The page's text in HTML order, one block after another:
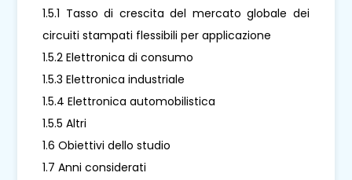
1.5.1 Tasso di crescita del mercato globale dei
circuiti stampati flessibili per applicazione
1.5.2 Elettronica di consumo
1.5.3 Elettronica industriale
1.5.4 Elettronica automobilistica
1.5.5 Altri
1.6 Obiettivi dello studio
1.7 Anni considerati